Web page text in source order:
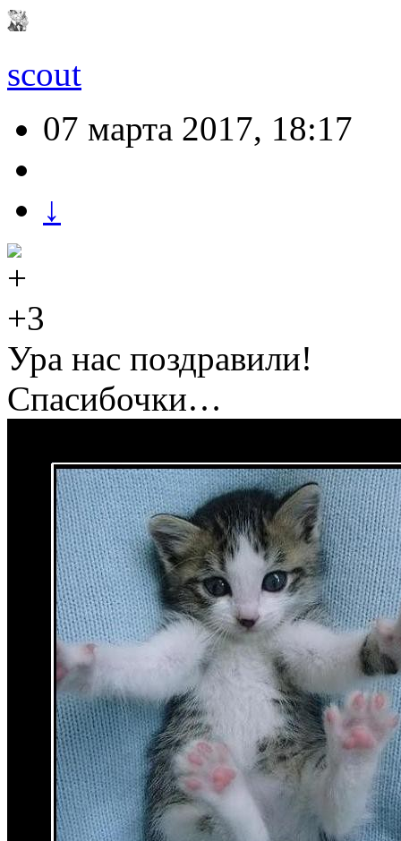
scout
07 марта 2017, 18:17
↓
+3
Ура нас поздравили!
Спасибочки…